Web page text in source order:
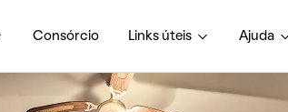
Consórcio Links úteis Ajuda